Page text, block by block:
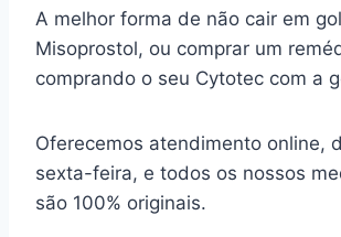
A melhor forma de não cair em
Misoprostol, ou comprar um
comprando o seu Cytotec com a
Oferecemos atendimento online,
sexta-feira, e todos os nossos
são 100% originais.